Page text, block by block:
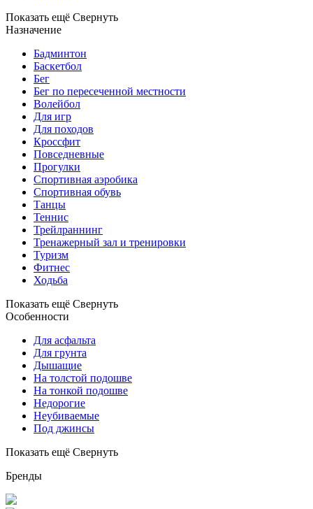
Показать ещё Свернуть
Назначение
Бадминтон
Баскетбол
Бег
Бег по пересеченной местности
Волейбол
Для игр
Для походов
Кроссфит
Повседневные
Прогулки
Спортивная аэробика
Спортивная обувь
Танцы
Теннис
Трейлраннинг
Тренажерный зал и тренировки
Туризм
Фитнес
Ходьба
Показать ещё Свернуть
Особенности
Для асфальта
Для грунта
Дышащие
На толстой подошве
На тонкой подошве
Недорогие
Неубиваемые
Под джинсы
Показать ещё Свернуть
Бренды